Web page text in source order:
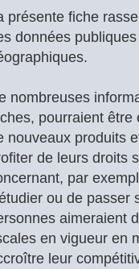
présente fiche
données
nombreuses
pourraient être
nouveaux produits
de leurs droits
par
ou de passer
aimeraient
en vigueur en
leur